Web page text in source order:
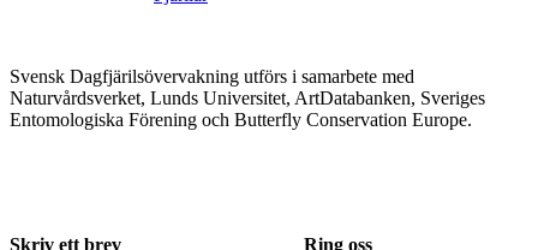
Svensk Dagfjärilsövervakning utförs i samarbete med
Naturvårdsverket, Lunds Universitet, ArtDatabanken, Sveriges
Entomologiska Förening och Butterfly Conservation Europe.
Skriv ett brev Ring oss